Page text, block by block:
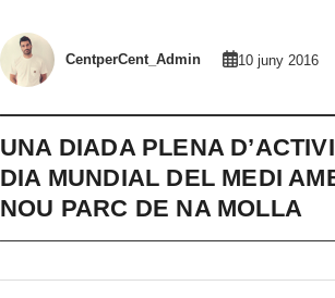
CentperCent_Admin 10 juny 2016
UNA DIADA PLENA
DIA MUNDIAL DEL MEDI
NOU PARC DE NA MOLLA